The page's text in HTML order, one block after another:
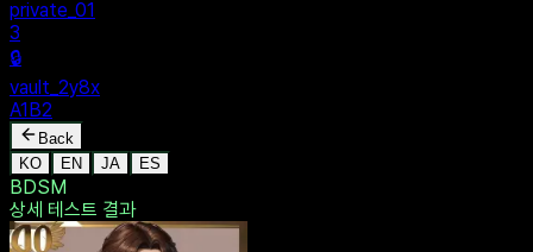
MENU
🔒
Personal
+
New Vault
SHARED
🔒
private_01
3
🔒